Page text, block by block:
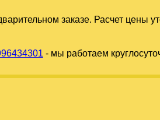
заказе. Расчет цены
- мы работаем